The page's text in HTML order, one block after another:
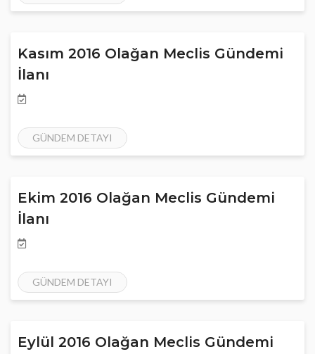
Kasım 2016 Olağan Meclis Gündemi
İlanı
GÜNDEM DETAYI
Ekim 2016 Olağan Meclis Gündemi
İlanı
GÜNDEM DETAYI
Eylül 2016 Olağan Meclis Gündemi